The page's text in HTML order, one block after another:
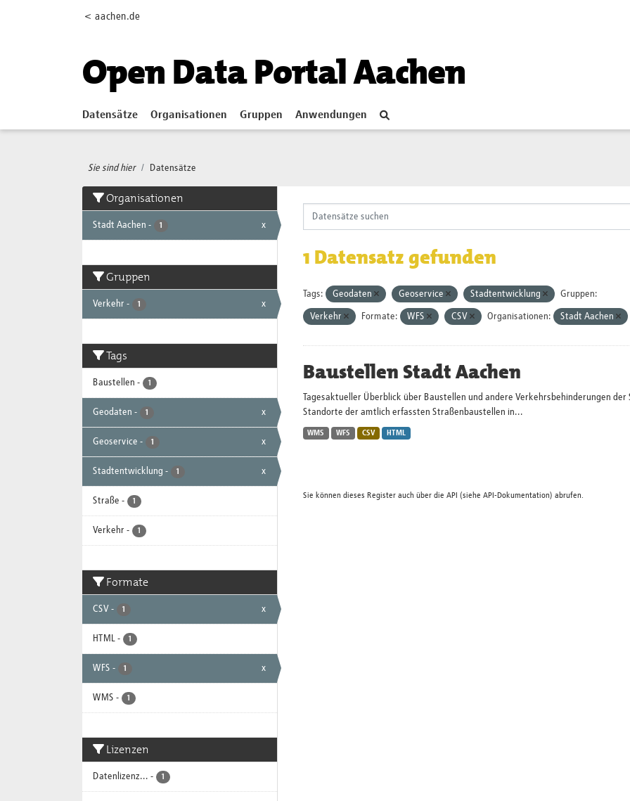
< aachen.de
Open Data Portal Aachen
Datensätze Organisationen Gruppen Anwendungen
Sie sind hier Datensätze
Organisationen
Stadt Aachen - 1 x
Gruppen
Verkehr - 1 x
Tags
Baustellen - 1
Geodaten - 1 x
Geoservice - 1 x
Stadtentwicklung - 1 x
Straße - 1
Verkehr - 1
Formate
CSV - 1 x
HTML - 1
WFS - 1 x
WMS - 1
Lizenzen
Datenlizenz... - 1
1 Datensatz gefunden
Tags: Geodaten Geoservice Stadtentwicklung Gruppen:
Verkehr Formate: WFS CSV Organisationen: Stadt Aachen
Baustellen Stadt Aachen
Tagesaktueller Überblick über Baustellen und andere Verkehrsbehinderungen
Standorte der amtlich erfassten Straßenbaustellen in...
WMS WFS CSV HTML
Sie können dieses Register auch über die API (siehe API-Dokumentation) abrufen.